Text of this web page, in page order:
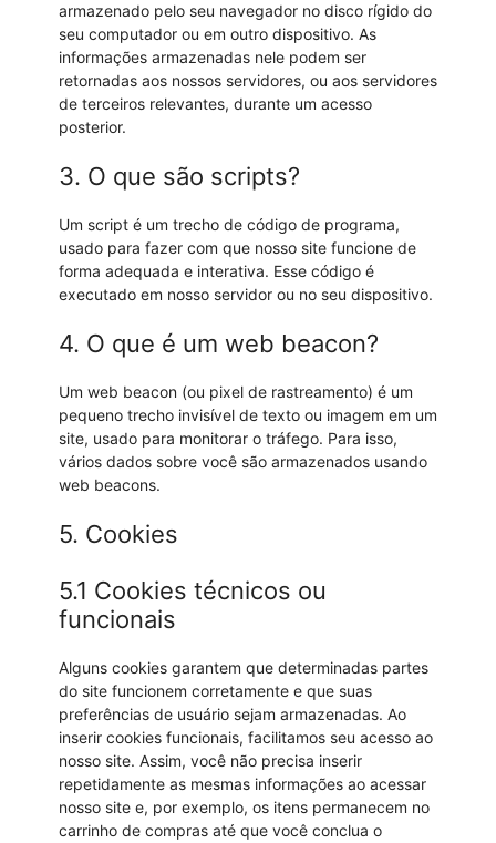
armazenado pelo seu navegador no disco rígido do
seu computador ou em outro dispositivo. As
informações armazenadas nele podem ser
retornadas aos nossos servidores, ou aos servidores
de terceiros relevantes, durante um acesso
posterior.
3. O que são scripts?
Um script é um trecho de código de programa,
usado para fazer com que nosso site funcione de
forma adequada e interativa. Esse código é
executado em nosso servidor ou no seu dispositivo.
4. O que é um web beacon?
Um web beacon (ou pixel de rastreamento) é um
pequeno trecho invisível de texto ou imagem em um
site, usado para monitorar o tráfego. Para isso,
vários dados sobre você são armazenados usando
web beacons.
5. Cookies
5.1 Cookies técnicos ou
funcionais
Alguns cookies garantem que determinadas partes
do site funcionem corretamente e que suas
preferências de usuário sejam armazenadas. Ao
inserir cookies funcionais, facilitamos seu acesso ao
nosso site. Assim, você não precisa inserir
repetidamente as mesmas informações ao acessar
nosso site e, por exemplo, os itens permanecem no
carrinho de compras até que você conclua o